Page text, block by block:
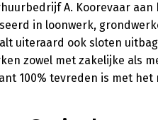
A. Koorevaar aan
in loonwerk,
uiteraard ook sloten
zowel met zakelijke als
100% tevreden is met het